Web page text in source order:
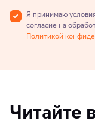
Я принимаю
согласие на
Политикой
Читайте